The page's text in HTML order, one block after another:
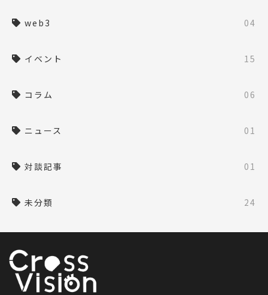
web3 04
イベント 15
コラム 06
ニュース 01
対談記事 01
未分類 24